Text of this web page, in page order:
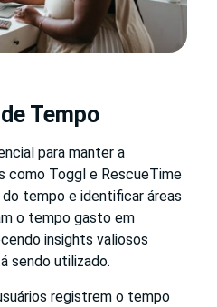
Tempo
para manter a
como Toggl e RescueTime
tempo e identificar áreas
o tempo gasto em
insights valiosos
sendo utilizado.
registrem o tempo